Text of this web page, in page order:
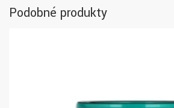
Podobné produkty